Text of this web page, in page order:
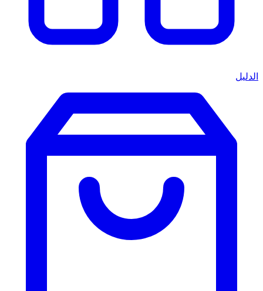
الدليل